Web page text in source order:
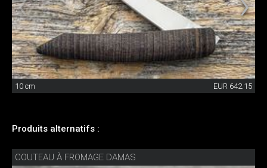
10 cm EUR 642.15
Produits alternatifs :
COUTEAU À FROMAGE DAMAS